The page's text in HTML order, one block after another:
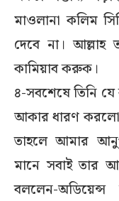
মাওলানা কলিম
দেবে না।
কামিয়াব করুক।
৪-সবশেষে তিনি
আকার ধারণ
তাহলে আমার
মানে সবাই তার
বললেন-